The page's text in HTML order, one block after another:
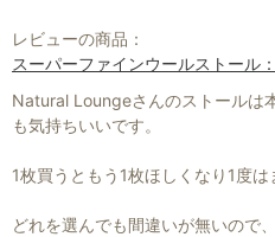
レビューの商品：
スーパーファインウールストール
Natural Loungeさんのストールは
も気持ちいいです。
1枚買うともう1枚ほしくなり1度は
どれを選んでも間違いが無いので